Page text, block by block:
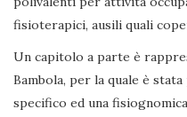
fisioterapici, ausili quali
Un capitolo a parte è
Bambola, per la quale è
specifico ed una